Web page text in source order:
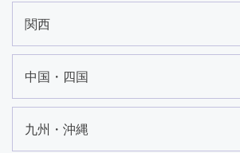
関西
中国・四国
九州・沖縄